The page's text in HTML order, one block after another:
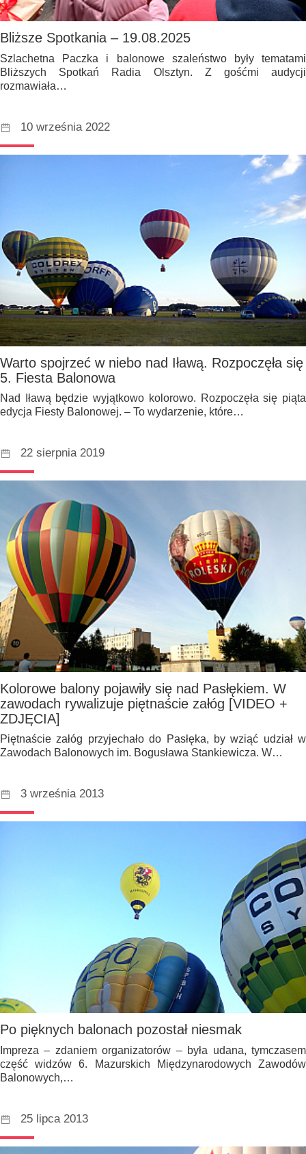
Bliższe Spotkania – 19.08.2025
Szlachetna Paczka i balonowe szaleństwo były tematami
Bliższych Spotkań Radia Olsztyn. Z gośćmi audycji
rozmawiała…
10 września 2022
Warto spojrzeć w niebo nad Iławą. Rozpoczęła się
5. Fiesta Balonowa
Nad Iławą będzie wyjątkowo kolorowo. Rozpoczęła się piąta
edycja Fiesty Balonowej. – To wydarzenie, które…
22 sierpnia 2019
Kolorowe balony pojawiły się nad Pasłękiem. W
zawodach rywalizuje piętnaście załóg [VIDEO +
ZDJĘCIA]
Piętnaście załóg przyjechało do Pasłęka, by wziąć udział w
Zawodach Balonowych im. Bogusława Stankiewicza. W…
3 września 2013
Po pięknych balonach pozostał niesmak
Impreza – zdaniem organizatorów – była udana, tymczasem
część widzów 6. Mazurskich Międzynarodowych Zawodów
Balonowych,…
25 lipca 2013